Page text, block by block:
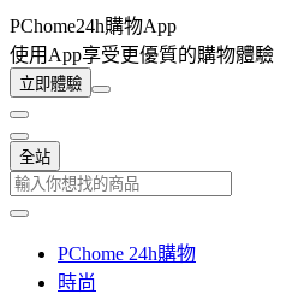
PChome24h購物App
使用App享受更優質的購物體驗
立即體驗
全站
PChome 24h購物
時尚